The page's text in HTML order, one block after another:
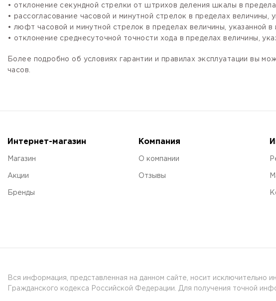
• отклонение секундной стрелки от штрихов деления шкалы в
• рассогласование часовой и минутной стрелок в пределах величины,
• люфт часовой и минутной стрелок в пределах величины, указанной в
• отклонение среднесуточной точности хода в пределах величины,
Более подробно об условиях гарантии и правилах эксплуатации вы
часов.
Интернет-магазин
Магазин
Акции
Бренды
Компания
О компании
Отзывы
Вся информация, представленная на данном сайте, носит исключительно
Гражданского кодекса Российской Федерации. Для получения точной